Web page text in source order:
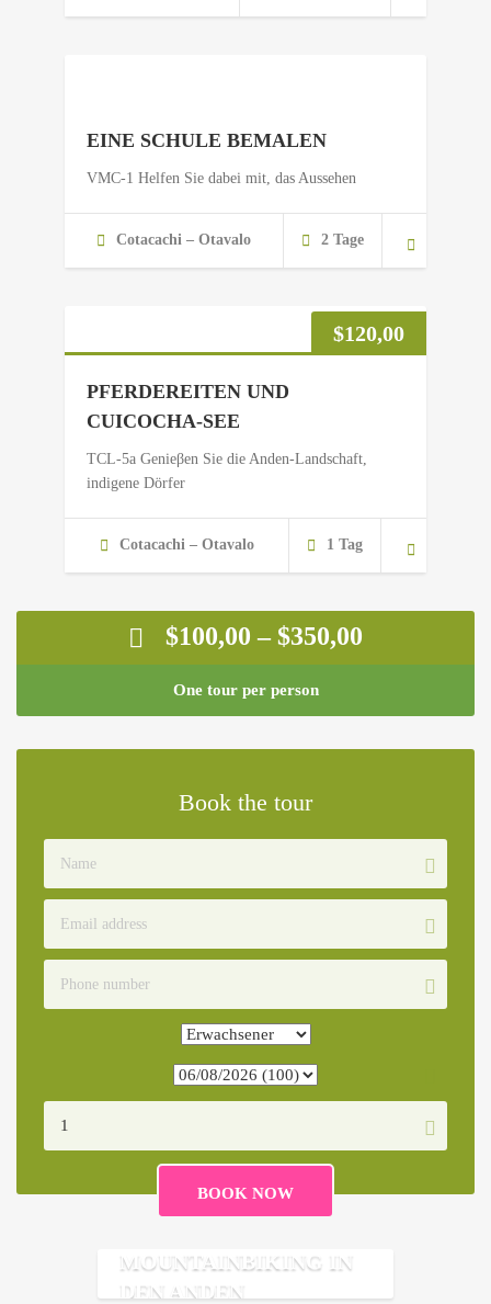
EINE SCHULE BEMALEN
VMC-1 Helfen Sie dabei mit, das Aussehen
Cotacachi – Otavalo 2 Tage
$120,00
PFERDEREITEN UND
CUICOCHA-SEE
TCL-5a Genieβen Sie die Anden-Landschaft,
indigene Dörfer
Cotacachi – Otavalo 1 Tag
$100,00 –$350,00
One tour per person
Book the tour
MOUNTAINBIKING IN
DEN ANDEN